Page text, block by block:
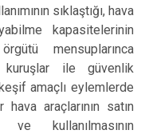
sıklaştığı, hava
kapasitelerinin
mensuplarınca
ile güvenlik
amaçlı eylemlerde
araçlarının satın
kullanılmasının